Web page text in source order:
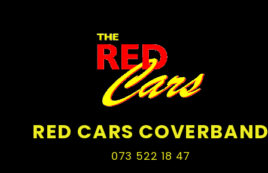
RED CARS COVERBAND
073 522 18 47